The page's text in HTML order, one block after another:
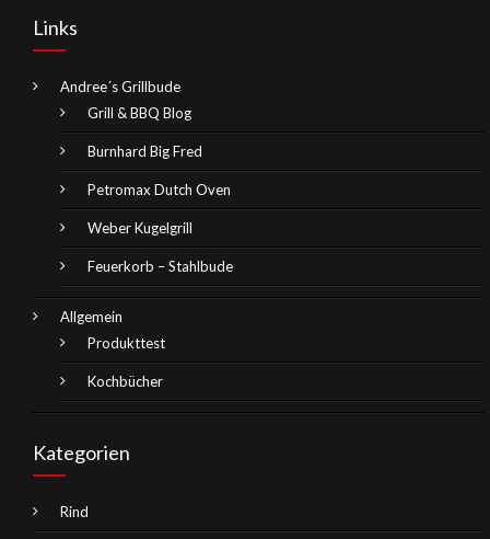
Links
Andree´s Grillbude
Grill & BBQ Blog
Burnhard Big Fred
Petromax Dutch Oven
Weber Kugelgrill
Feuerkorb – Stahlbude
Allgemein
Produkttest
Kochbücher
Kategorien
Rind